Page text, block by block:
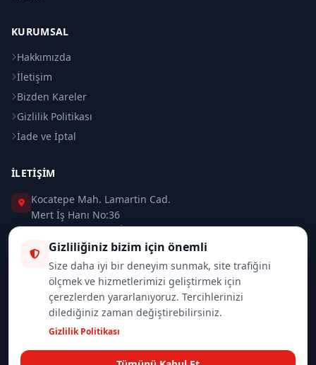
KURUMSAL
Hakkımızda
İletişim
Bizden Kareler
Gizlilik Politikası
İade ve İptal
İLETIŞIM
Kocatepe Mah. Lamartin Cad.
Mert İş Hanı No:36
Taksim / Beyoğlu / İSTANBUL
0 (212) 235 37 83
0 (532) 418 08 46
info@merttrade.com
Gizliliğiniz bizim için önemli
Size daha iyi bir deneyim sunmak, site trafiğini
ölçmek ve hizmetlerimizi geliştirmek için
çerezlerden yararlanıyoruz. Tercihlerinizi
dilediğiniz zaman değiştirebilirsiniz.
Gizlilik Politikası